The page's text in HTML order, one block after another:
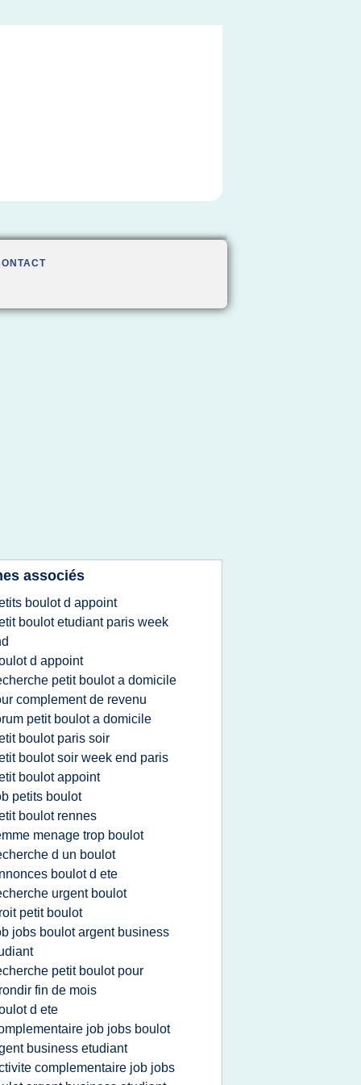
associés
boulot d appoint
boulot etudiant paris week
d appoint
petit boulot a domicile
complement de revenu
petit boulot a domicile
boulot paris soir
boulot soir week end paris
boulot appoint
petits boulot
boulot rennes
menage trop boulot
d un boulot
boulot d ete
urgent boulot
petit boulot
jobs boulot argent business
petit boulot pour
fin de mois
d ete
job jobs boulot
business etudiant
complementaire job jobs